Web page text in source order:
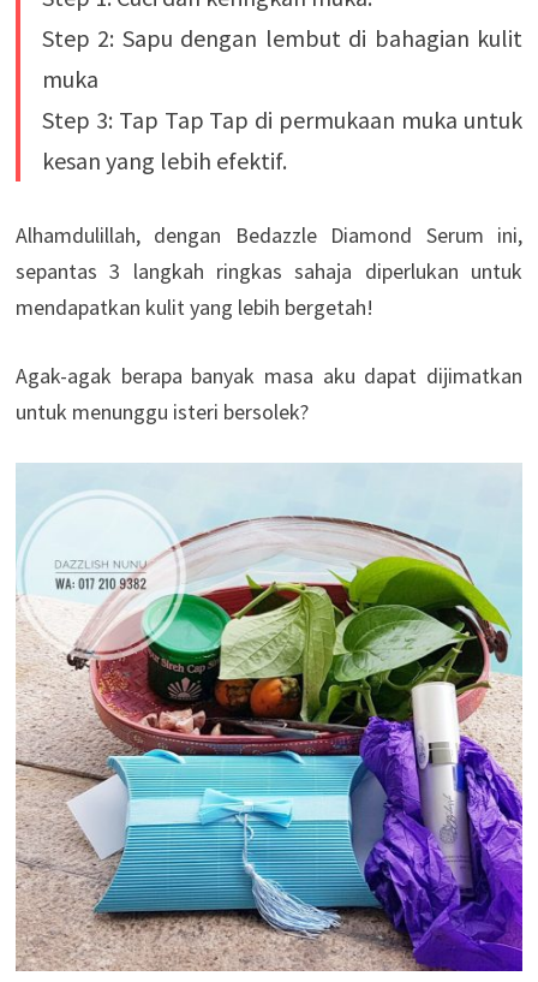
Step 2: Sapu dengan lembut di bahagian kulit
muka
Step 3: Tap Tap Tap di permukaan muka untuk
kesan yang lebih efektif.
Alhamdulillah, dengan Bedazzle Diamond Serum ini,
sepantas 3 langkah ringkas sahaja diperlukan untuk
mendapatkan kulit yang lebih bergetah!
Agak-agak berapa banyak masa aku dapat dijimatkan
untuk menunggu isteri bersolek?